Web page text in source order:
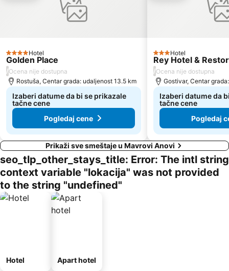
4 Zvezdice
Hotel
Golden Place
/Ocena nije dostupna
Rostuša, Centar grada: udaljenost 13.5 km
Izaberi datume da bi se prikazale
tačne cene
Pogledaj cene
3 Zvezdice
Hotel
Rey Hotel &
/Ocena nije dostupna
Gostivar, Centar
Izaberi datume da
tačne cene
Pogledaj
Prikaži sve smeštaje u Mavrovi Anovi
seo_tlp_other_stays_title: Error: The intl string
context variable "lokacija" was not provided
to the string "undefined"
Hotel Apart hotel